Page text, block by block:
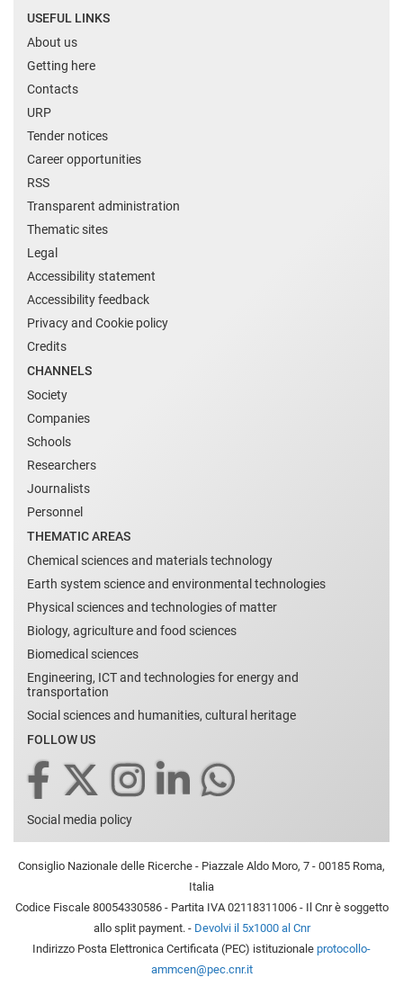
USEFUL LINKS
About us
Getting here
Contacts
URP
Tender notices
Career opportunities
RSS
Transparent administration
Thematic sites
Legal
Accessibility statement
Accessibility feedback
Privacy and Cookie policy
Credits
CHANNELS
Society
Companies
Schools
Researchers
Journalists
Personnel
THEMATIC AREAS
Chemical sciences and materials technology
Earth system science and environmental technologies
Physical sciences and technologies of matter
Biology, agriculture and food sciences
Biomedical sciences
Engineering, ICT and technologies for energy and
transportation
Social sciences and humanities, cultural heritage
FOLLOW US
Social media policy
Consiglio Nazionale delle Ricerche - Piazzale Aldo Moro, 7 - 00185 Roma,
Italia
Codice Fiscale 80054330586 - Partita IVA 02118311006 - Il Cnr è soggetto
allo split payment. - Devolvi il 5x1000 al Cnr
Indirizzo Posta Elettronica Certificata (PEC) istituzionale protocollo-
ammcen@pec.cnr.it